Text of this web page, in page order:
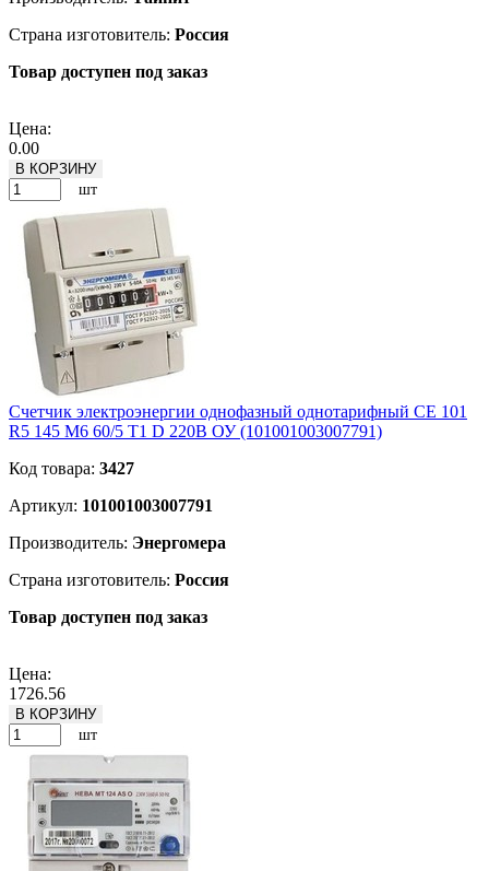
Страна изготовитель: Россия
Товар доступен под заказ
Цена:
0.00
В КОРЗИНУ
шт
Счетчик электроэнергии однофазный однотарифный CE 101
R5 145 М6 60/5 Т1 D 220В ОУ (101001003007791)
Код товара: 3427
Артикул: 101001003007791
Производитель: Энергомера
Страна изготовитель: Россия
Товар доступен под заказ
Цена:
1726.56
В КОРЗИНУ
шт